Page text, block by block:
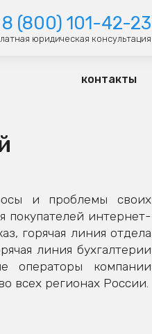
8 (800) 101-42-23
юридическая консультация
контакты
и проблемы своих
покупателей интернет-
горячая линия отдела
линия бухгалтерии
операторы компании
всех регионах России.